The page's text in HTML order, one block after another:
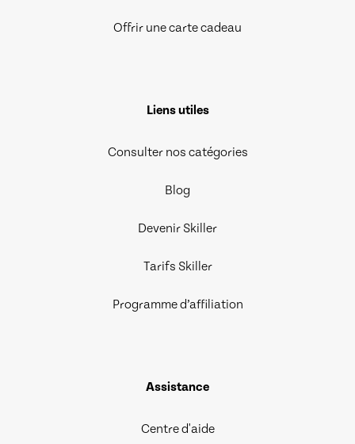
Offrir une carte cadeau
Liens utiles
Consulter nos catégories
Blog
Devenir Skiller
Tarifs Skiller
Programme d’affiliation
Assistance
Centre d'aide